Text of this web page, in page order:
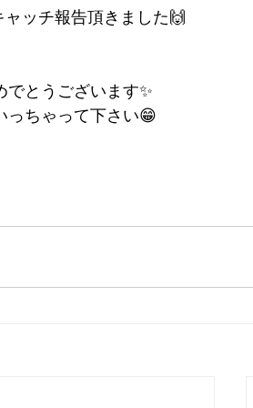
ッチ報告頂きました🙌
とうございます✨
っちゃって下さい😁